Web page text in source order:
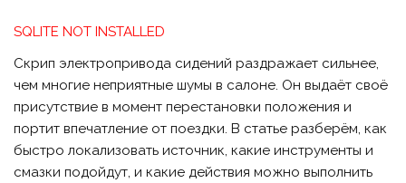
SQLITE NOT INSTALLED
Скрип электропривода сидений раздражает сильнее,
чем многие неприятные шумы в салоне. Он выдаёт своё
присутствие в момент перестановки положения и
портит впечатление от поездки. В статье разберём, как
быстро локализовать источник, какие инструменты и
смазки подойдут, и какие действия можно выполнить